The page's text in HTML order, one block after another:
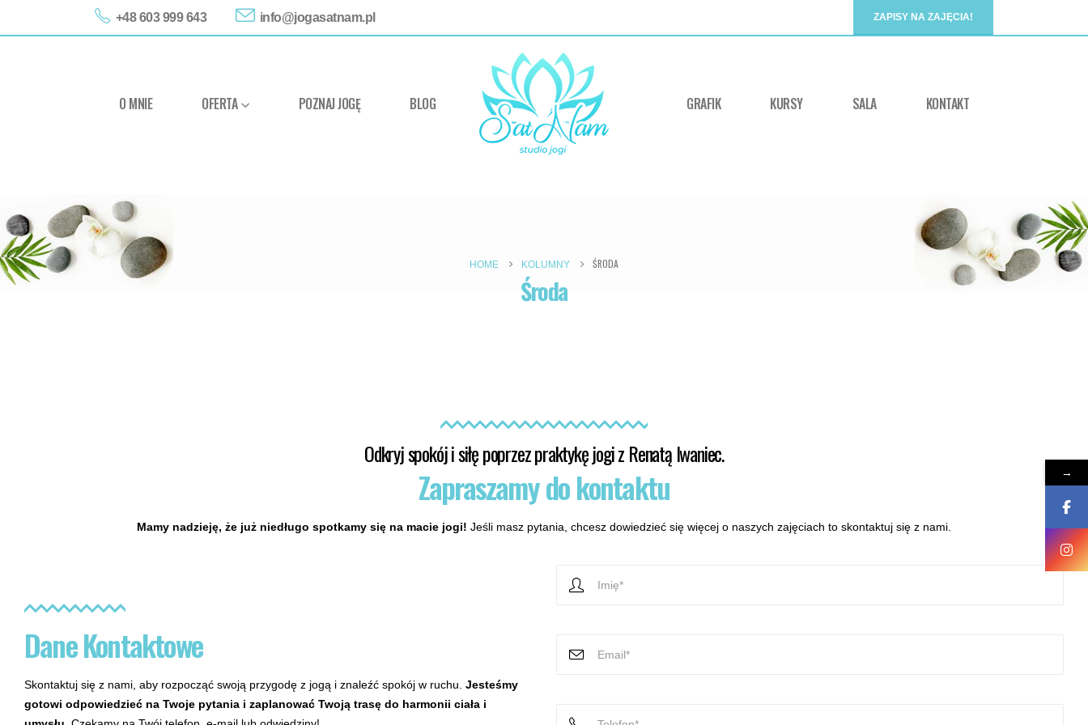
+48 603 999 643 info@jogasatnam.pl ZAPISY NA ZAJĘCIA!
O MNIE OFERTA POZNAJ JOGĘ BLOG GRAFIK KURSY SALA KONTAKT
HOME KOLUMNY ŚRODA
Środa
Odkryj spokój i siłę poprzez praktykę jogi z Renatą Iwaniec.
Zapraszamy do kontaktu
Mamy nadzieję, że już niedługo spotkamy się na macie jogi! Jeśli masz pytania, chcesz dowiedzieć się więcej o naszych zajęciach to skontaktuj się z nami.
Dane Kontaktowe
Skontaktuj się z nami, aby rozpocząć swoją przygodę z jogą i znaleźć spokój w ruchu. Jesteśmy
gotowi odpowiedzieć na Twoje pytania i zaplanować Twoją trasę do harmonii ciała i
→